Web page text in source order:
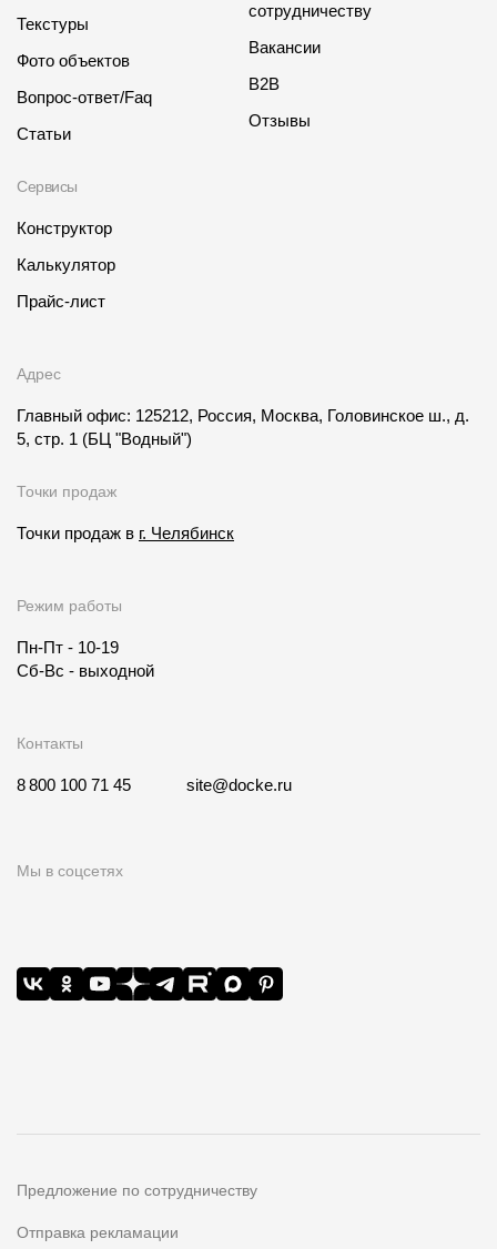
Текстуры
Фото объектов
Вопрос-ответ/Faq
Статьи
Сервисы
Конструктор
Калькулятор
Прайс-лист
сотрудничеству
Вакансии
B2B
Отзывы
Адрес
Главный офис: 125212, Россия, Москва, Головинское ш., д.
5, стр. 1 (БЦ "Водный")
Точки продаж
Точки продаж в г. Челябинск
Режим работы
Пн-Пт - 10-19
Сб-Вс - выходной
Контакты
8 800 100 71 45 site@docke.ru
Мы в соцсетях
Предложение по сотрудничеству
Отправка рекламации